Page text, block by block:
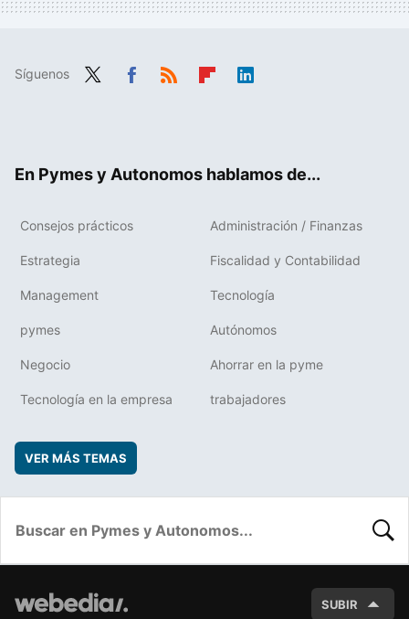
Síguenos
En Pymes y Autonomos hablamos de...
Consejos prácticos Administración / Finanzas
Estrategia Fiscalidad y Contabilidad
Management Tecnología
pymes Autónomos
Negocio Ahorrar en la pyme
Tecnología en la empresa trabajadores
VER MÁS TEMAS
SUBIR